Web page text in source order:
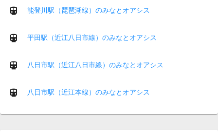
能登川駅（琵琶湖線）のみなとオアシス
平田駅（近江八日市線）のみなとオアシス
八日市駅（近江八日市線）のみなとオアシス
八日市駅（近江本線）のみなとオアシス